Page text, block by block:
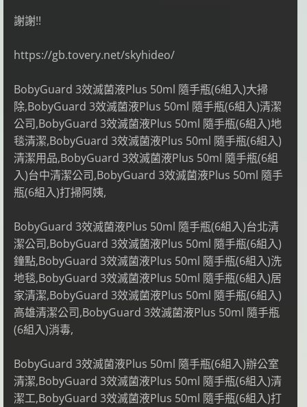
謝謝!!
https://gb.tovery.net/skyhideo/
BobyGuard 3效滅菌液Plus 50ml 隨手瓶(6組入)大掃
除,BobyGuard 3效滅菌液Plus 50ml 隨手瓶(6組入)清潔
公司,BobyGuard 3效滅菌液Plus 50ml 隨手瓶(6組入)地
毯清潔,BobyGuard 3效滅菌液Plus 50ml 隨手瓶(6組入)
清潔用品,BobyGuard 3效滅菌液Plus 50ml 隨手瓶(6組
入)台中清潔公司,BobyGuard 3效滅菌液Plus 50ml 隨手
瓶(6組入)打掃阿姨,
BobyGuard 3效滅菌液Plus 50ml 隨手瓶(6組入)台北清
潔公司,BobyGuard 3效滅菌液Plus 50ml 隨手瓶(6組入)
鐘點,BobyGuard 3效滅菌液Plus 50ml 隨手瓶(6組入)洗
地毯,BobyGuard 3效滅菌液Plus 50ml 隨手瓶(6組入)居
家清潔,BobyGuard 3效滅菌液Plus 50ml 隨手瓶(6組入)
高雄清潔公司,BobyGuard 3效滅菌液Plus 50ml 隨手瓶
(6組入)消毒,
BobyGuard 3效滅菌液Plus 50ml 隨手瓶(6組入)辦公室
清潔,BobyGuard 3效滅菌液Plus 50ml 隨手瓶(6組入)清
潔工,BobyGuard 3效滅菌液Plus 50ml 隨手瓶(6組入)打